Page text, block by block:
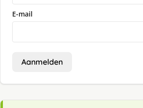
E-mail
Aanmelden